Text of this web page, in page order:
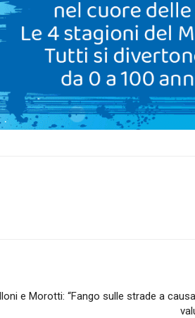
e Morotti: “Fango sulle strade a